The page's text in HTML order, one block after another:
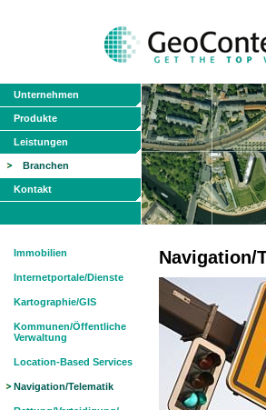
Unternehmen
Produkte
Leistungen
Branchen
Kontakt
Immobilien
Internetportale/Dienste
Kartographie/GIS
Kommunen/Öffentliche
Verwaltung
Location-Based Services
Navigation/Telematik
Navigation/